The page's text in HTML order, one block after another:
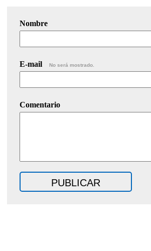
Nombre
E-mail No será mostrado.
Comentario